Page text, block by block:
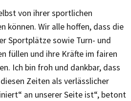
von ihrer sportlichen
können. Wir alle hoffen, dass die
Sportplätze sowie Turn- und
füllen und ihre Kräfte im fairen
Ich bin froh und dankbar, dass
Zeiten als verlässlicher
an unserer Seite ist“, betont